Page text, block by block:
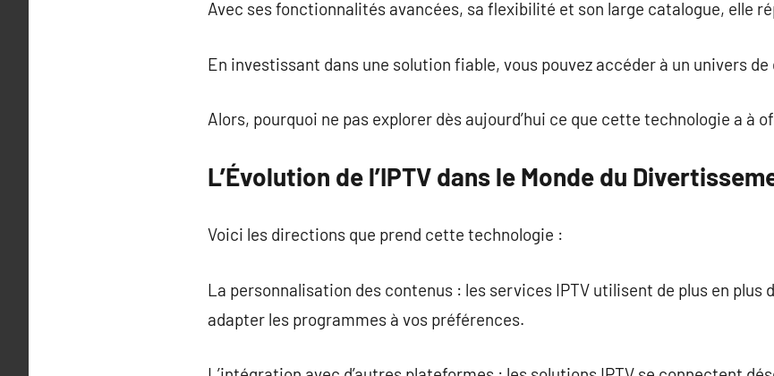
Avec ses fonctionnalités avancées, sa flexibilité et son large catalogue, elle
En investissant dans une solution fiable, vous pouvez accéder à un univers
Alors, pourquoi ne pas explorer dès aujourd’hui ce que cette technologie a à
L’Évolution de l’IPTV dans le Monde du
Voici les directions que prend cette technologie :
La personnalisation des contenus : les services IPTV utilisent de plus en plus
adapter les programmes à vos préférences.